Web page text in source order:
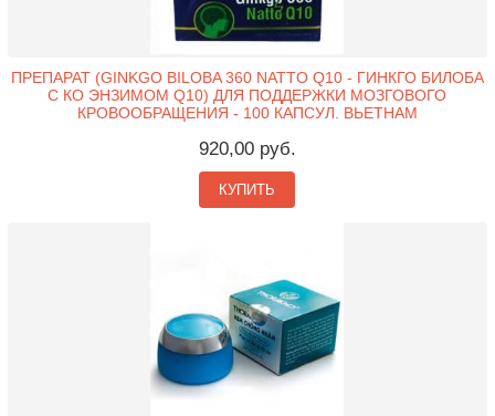
ПРЕПАРАТ (GINKGO BILOBA 360 NATTO Q10 - ГИНКГО БИЛОБА
С КО ЭНЗИМОМ Q10) ДЛЯ ПОДДЕРЖКИ МОЗГОВОГО
КРОВООБРАЩЕНИЯ - 100 КАПСУЛ. ВЬЕТНАМ
920,00 руб.
КУПИТЬ